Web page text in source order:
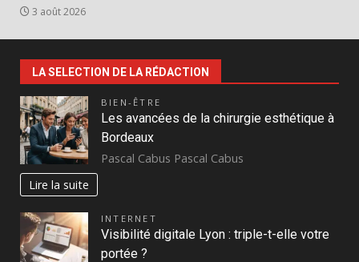
3 août 2026
LA SELECTION DE LA RÉDACTION
BIEN-ÊTRE
Les avancées de la chirurgie esthétique à
Bordeaux
Pascal Cabus Pascal Cabus
Lire la suite
INTERNET
Visibilité digitale Lyon : triple-t-elle votre
portée ?